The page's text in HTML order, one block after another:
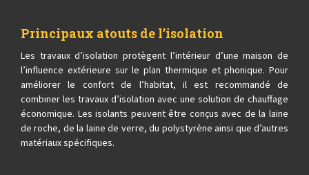
Principaux atouts de l’isolation
Les travaux d’isolation protègent l’intérieur d’une maison de
l’influence extérieure sur le plan thermique et phonique. Pour
améliorer le confort de l’habitat, il est recommandé de
combiner les travaux d’isolation avec une solution de chauffage
économique. Les isolants peuvent être conçus avec de la laine
de roche, de la laine de verre, du polystyrène ainsi que d’autres
matériaux spécifiques.